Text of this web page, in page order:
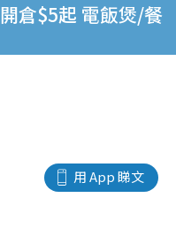
倉$5起 電飯煲/餐
用 App 睇文